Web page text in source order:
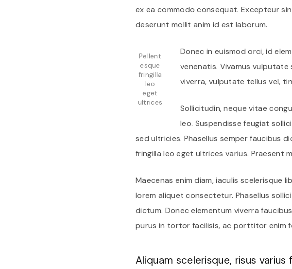
ex ea commodo consequat. Excepteur
deserunt mollit anim id est laborum.
Pellent
esque
fringilla
leo
eget
ultrices
Donec in euismod orci, id
venenatis. Vivamus vulputate
viverra, vulputate tellus vel,
Sollicitudin, neque vitae
leo. Suspendisse feugiat
sed ultricies. Phasellus semper faucibus
fringilla leo eget ultrices varius. Praesent
Maecenas enim diam, iaculis scelerisque
lorem aliquet consectetur. Phasellus
dictum. Donec elementum viverra
purus in tortor facilisis, ac porttitor enim
Aliquam scelerisque, risus varius